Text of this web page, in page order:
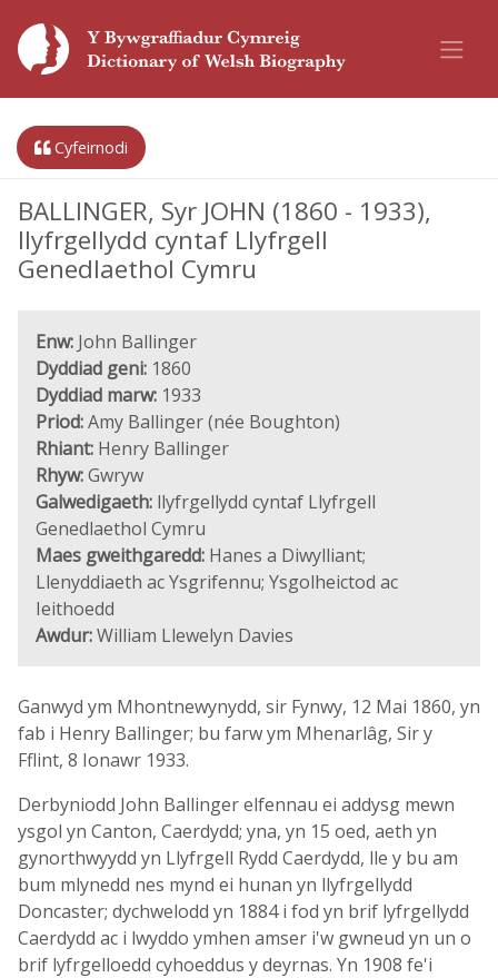
Cyfeirnodi
BALLINGER, Syr JOHN (1860 - 1933),
llyfrgellydd cyntaf Llyfrgell
Genedlaethol Cymru
Enw: John Ballinger
Dyddiad geni: 1860
Dyddiad marw: 1933
Priod:Amy Ballinger (née Boughton)
Rhiant: Henry Ballinger
Rhyw:Gwryw
Galwedigaeth: llyfrgellydd cyntaf Llyfrgell
Genedlaethol Cymru
Maes gweithgaredd: Hanes a Diwylliant;
Llenyddiaeth ac Ysgrifennu; Ysgolheictod ac
Ieithoedd
Awdur:William Llewelyn Davies
Ganwyd ym Mhontnewynydd, sir Fynwy, 12 Mai 1860, yn
fab i Henry Ballinger; bu farw ym Mhenarlâg, Sir y
Fflint, 8 Ionawr 1933.
Derbyniodd John Ballinger elfennau ei addysg mewn
ysgol yn Canton, Caerdydd; yna, yn 15 oed, aeth yn
gynorthwyydd yn Llyfrgell Rydd Caerdydd, lle y bu am
bum mlynedd nes mynd ei hunan yn llyfrgellydd
Doncaster; dychwelodd yn 1884 i fod yn brif lyfrgellydd
Caerdydd ac i lwyddo ymhen amser i'w gwneud yn un o
brif lyfrgelloedd cyhoeddus y deyrnas. Yn 1908 fe'i